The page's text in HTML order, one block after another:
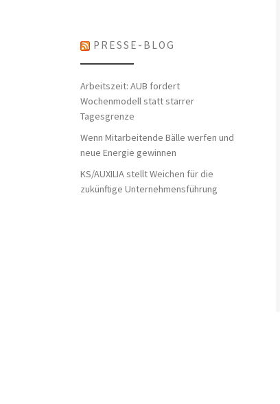
PRESSE-BLOG
Arbeitszeit: AUB fordert
Wochenmodell statt starrer
Tagesgrenze
Wenn Mitarbeitende Bälle werfen und
neue Energie gewinnen
KS/AUXILIA stellt Weichen für die
zukünftige Unternehmensführung